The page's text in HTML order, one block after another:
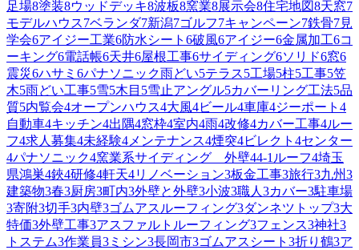
足場8塗装8ウッドデッキ8波板8窯業8展示会8住宅地図8天窓7
モデルハウス7ベランダ7新潟7ゴルフ7キャンペーン7鉄骨7見
学会6アイジー工業6防水シート 6破風6アイジー6金属加工6コ
ーキング6電話帳6天井6屋根工事6サイディング6ソリド6窓6
震災6ハサミ 6パナソニック雨どい5テラス5工場5柱5工事5笠
木5雨どい工事5雪5木目 5雪止アングル5カバーリング工法5品
質5内覧会4オープンハウス4大風4ビール4車庫4ジーポート 4
自動車4キッチン4出隅4窓枠4室内4雨4改修4カバー工事4ルー
フ4求人募集4未経験4 メンテナンス4煙突4ビレクト 4センター
4パナソニック4窯業系サイディング 外壁44-1ルーフ4埼玉
県鴻巣4鋏4研修4軒天4リノベーション3板金工事3旅行3九州3
建築物3春3厨房3町内3外壁と外壁3小波3職人 3カバー3駐車場
3寄附3切手3内壁3ゴムアスルーフィング3ダンネツトップ3大
特価3外壁工事3アスファルトルーフィング3フェンス3神社3
トステム3作業員3 ミシン3長岡市3ゴムアスシート 3折り鶴3ア